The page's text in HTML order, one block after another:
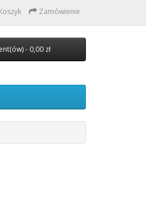
Zamówienie
- 0,00 zł